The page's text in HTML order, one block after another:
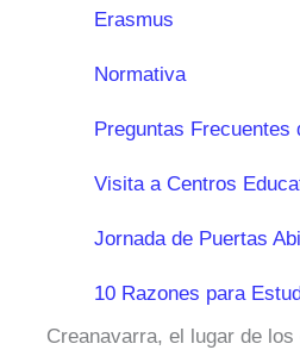
Erasmus
Normativa
Preguntas Frecuentes
Visita a Centros
Jornada de Puertas
10 Razones para
Creanavarra, el lugar de los